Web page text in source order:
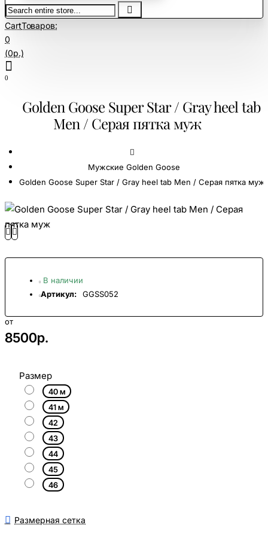
Search
entire
store...
CartТоваров:
0
(0р.)
0
Golden Goose Super Star / Gray heel tab
Men / Серая пятка муж
Мужские Golden Goose
Golden Goose Super Star / Gray heel tab Men / Серая пятка муж
от
8500р.
В наличии
Артикул:
GGSS052
Размер
40 м
41 м
42
43
44
45
46
Размерная сетка